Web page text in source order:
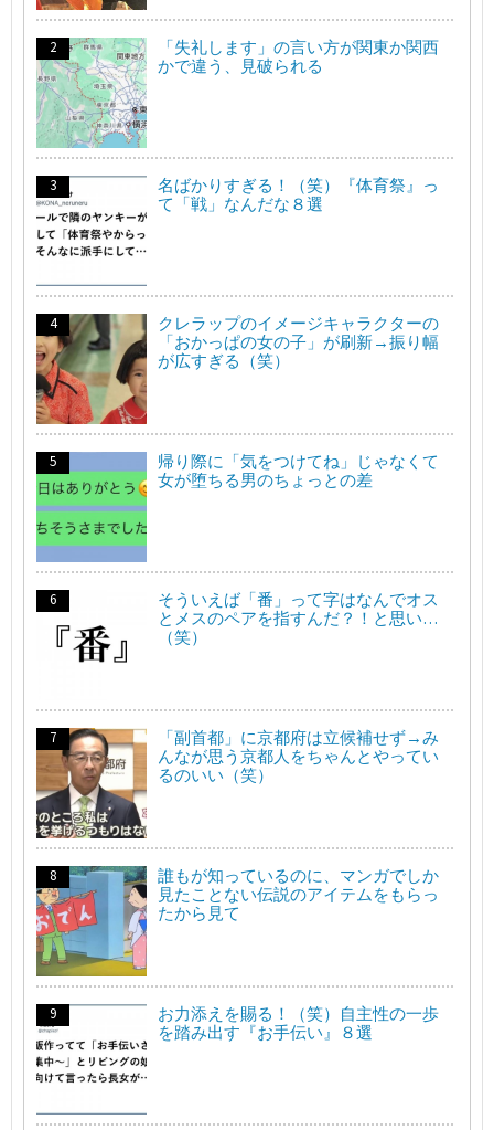
「失礼します」の言い方が関東か関西
かで違う、見破られる
名ばかりすぎる！（笑）『体育祭』っ
て「戦」なんだな８選
クレラップのイメージキャラクターの
「おかっぱの女の子」が刷新→振り幅
が広すぎる（笑）
帰り際に「気をつけてね」じゃなくて
女が堕ちる男のちょっとの差
そういえば「番」って字はなんでオス
とメスのペアを指すんだ？！と思い…
（笑）
「副首都」に京都府は立候補せず→み
んなが思う京都人をちゃんとやってい
るのいい（笑）
誰もが知っているのに、マンガでしか
見たことない伝説のアイテムをもらっ
たから見て
お力添えを賜る！（笑）自主性の一歩
を踏み出す『お手伝い』８選